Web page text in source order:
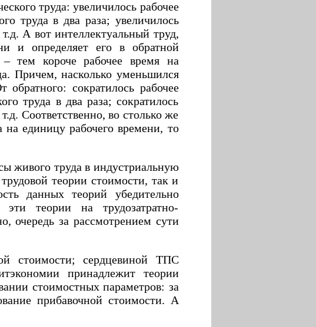
труда: увеличилось рабочее
труда в два раза; увеличилось
А вот интеллектуальный труд,
и определяет его в обратной
– тем короче рабочее время на
Причем, насколько уменьшился
сократилось рабочее
труда в два раза; сократилось
Соответственно, во столько же
на единицу рабочего времени, то
живого труда в индустриальную
теории стоимости, так и
данных теорий убедительно
эти теории на трудозатратно-
очередь за рассмотрением сути
стоимости; сердцевиной ТПС
принадлежит теории
стоимостных параметров: за
прибавочной стоимости. А